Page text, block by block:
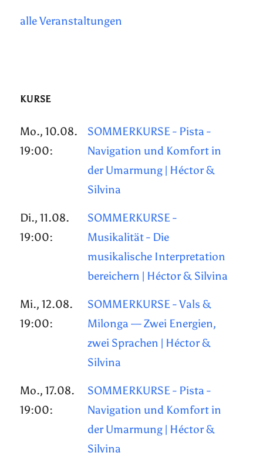
alle Veranstaltungen
KURSE
Mo., 10.08.
19:00:
SOMMERKURSE - Pista -
Navigation und Komfort in
der Umarmung | Héctor &
Silvina
Di., 11.08.
19:00:
SOMMERKURSE -
Musikalität - Die
musikalische Interpretation
bereichern | Héctor & Silvina
Mi., 12.08.
19:00:
SOMMERKURSE - Vals &
Milonga — Zwei Energien,
zwei Sprachen | Héctor &
Silvina
Mo., 17.08.
19:00:
SOMMERKURSE - Pista -
Navigation und Komfort in
der Umarmung | Héctor &
Silvina